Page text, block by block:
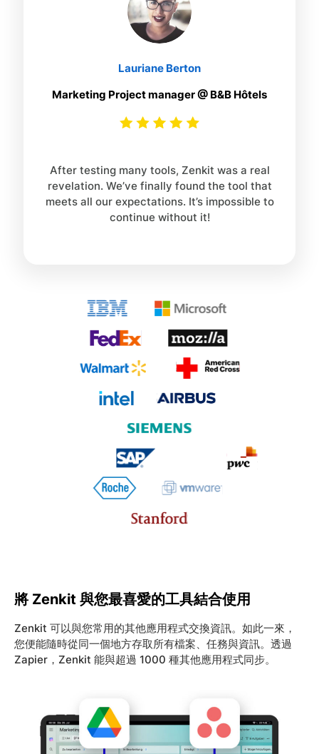
Lauriane Berton
Marketing Project manager @ B&B Hôtels
After testing many tools, Zenkit was a real
revelation. We’ve finally found the tool that
meets all our expectations. It’s impossible to
continue without it!
將 Zenkit 與您最喜愛的工具結合使用
Zenkit 可以與您常用的其他應用程式交換資訊。如此一來，
您便能隨時從同一個地方存取所有檔案、任務與資訊。透過
Zapier，Zenkit 能與超過 1000 種其他應用程式同步。